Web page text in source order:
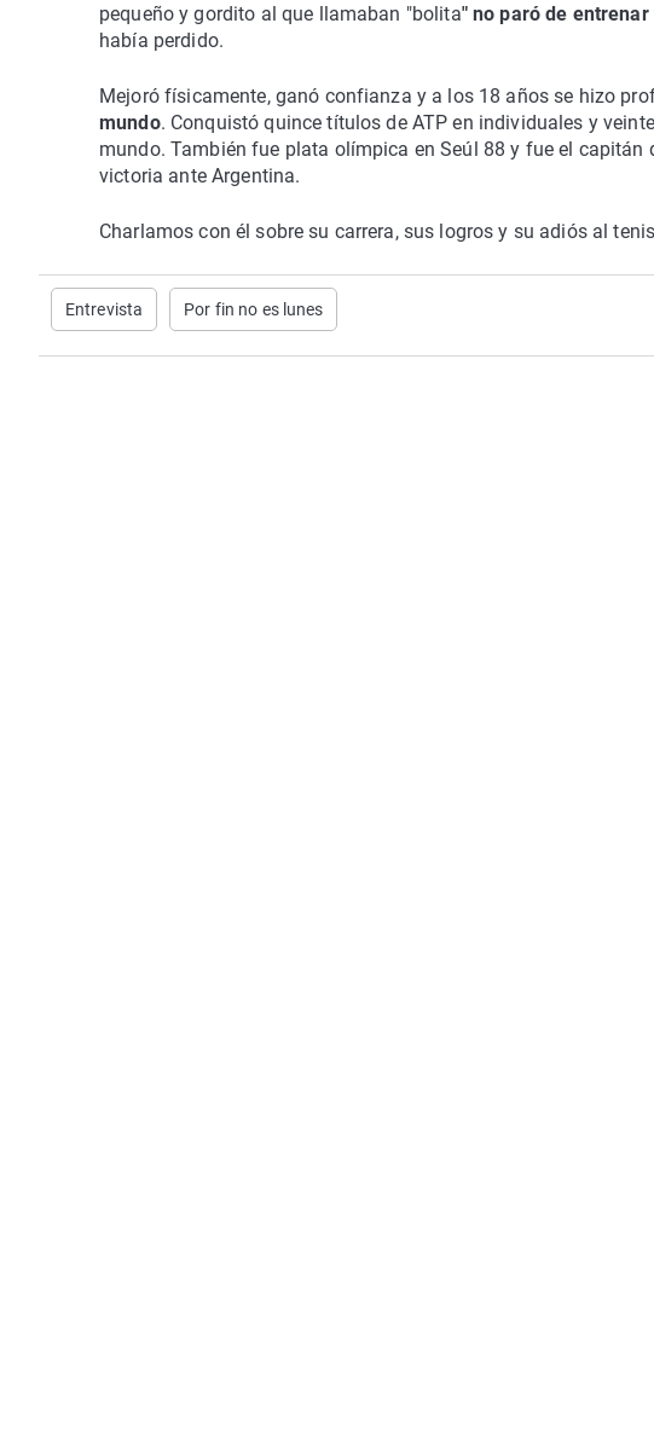
pequeño y gordito al que llamaban "bolita" no paró de
había perdido.
Mejoró físicamente, ganó confianza y a los 18 años se hizo
mundo. Conquistó quince títulos de ATP en individuales y
mundo. También fue plata olímpica en Seúl 88 y fue el
victoria ante Argentina.
Charlamos con él sobre su carrera, sus logros y su adiós al
Entrevista Por fin no es lunes